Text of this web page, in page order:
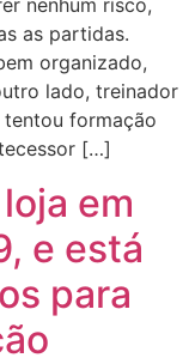
nenhum risco,
as partidas.
organizado,
lado, treinador
tentou formação
[…]
em
e está
para